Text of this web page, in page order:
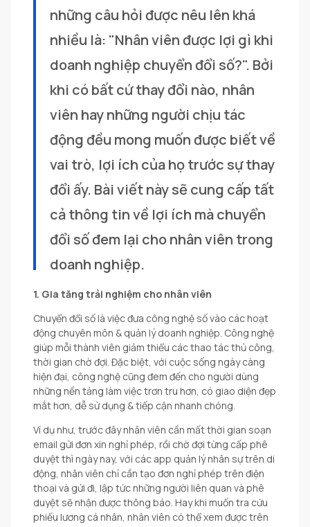
những câu hỏi được nêu lên khá
nhiều là: "Nhân viên được lợi gì khi
doanh nghiệp chuyển đổi số?". Bởi
khi có bất cứ thay đổi nào, nhân
viên hay những người chịu tác
động đều mong muốn được biết về
vai trò, lợi ích của họ trước sự thay
đổi ấy. Bài viết này sẽ cung cấp tất
cả thông tin về lợi ích mà chuyển
đổi số đem lại cho nhân viên trong
doanh nghiệp.
1. Gia tăng trải nghiệm cho nhân viên
Chuyển đổi số là việc đưa công nghệ số vào các hoạt
động chuyên môn & quản lý doanh nghiệp. Công nghệ
giúp mỗi thành viên giảm thiểu các thao tác thủ công,
thời gian chờ đợi. Đặc biệt, với cuộc sống ngày càng
hiện đại, công nghệ cũng đem đến cho người dùng
những nền tảng làm việc trơn tru hơn, có giao diện đẹp
mắt hơn, dễ sử dụng & tiếp cận nhanh chóng.
Ví dụ như, trước đây nhân viên cần mất thời gian soạn
email gửi đơn xin nghỉ phép, rồi chờ đợi từng cấp phê
duyệt thì ngày nay, với các app quản lý nhân sự trên di
động, nhân viên chỉ cần tạo đơn nghỉ phép trên điện
thoại và gửi đi, lập tức những người liên quan và phê
duyệt sẽ nhận được thông báo. Hay khi muốn tra cứu
phiếu lương cá nhân, nhân viên có thể xem được trên